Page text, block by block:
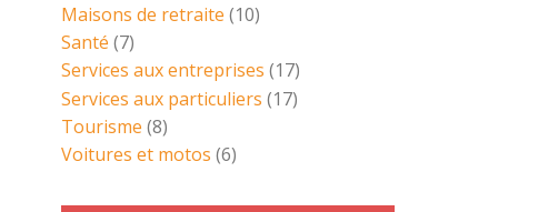
Maisons de retraite (10)
Santé (7)
Services aux entreprises (17)
Services aux particuliers (17)
Tourisme (8)
Voitures et motos (6)